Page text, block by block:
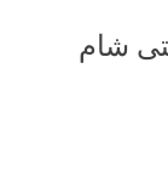
شام